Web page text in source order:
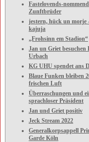
Fastelovends-
Zunftbrüder
jestern, hück un morje
kajuja
„Frohsinn em Stadion“
Jan un Griet besuchen
Urbach
KG UHU spendet ans
Blaue Funken bleiben
frischen Luft
Überraschungen und
sprachloser Präsident
Jan und Griet positiv
Jeck Stream 2022
Generalkorpsappell
Garde Köln